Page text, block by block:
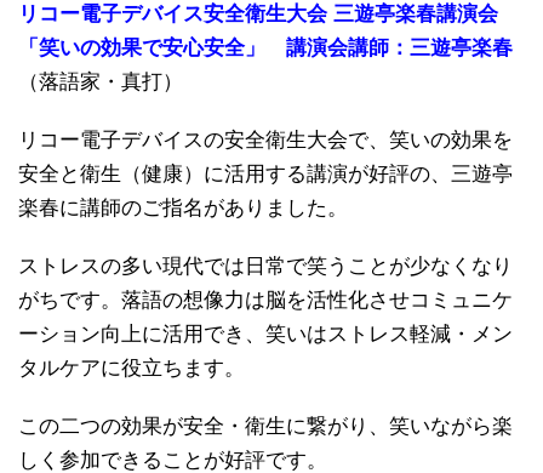
リコー電子デバイス安全衛生大会 三遊亭楽春講演会
「笑いの効果で安心安全」 講演会講師：三遊亭楽春
（落語家・真打）
リコー電子デバイスの安全衛生大会で、笑いの効果を
安全と衛生（健康）に活用する講演が好評の、三遊亭
楽春に講師のご指名がありました。
ストレスの多い現代では日常で笑うことが少なくなり
がちです。落語の想像力は脳を活性化させコミュニケ
ーション向上に活用でき、笑いはストレス軽減・メン
タルケアに役立ちます。
この二つの効果が安全・衛生に繋がり、笑いながら楽
しく参加できることが好評です。